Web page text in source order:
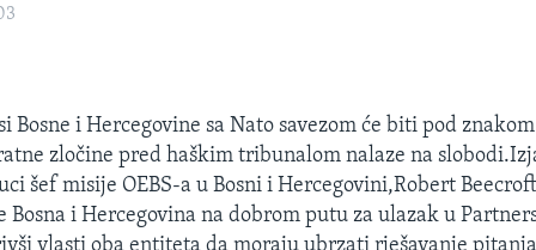
Bosne i Hercegovine sa Nato savezom će biti pod
zločine pred haškim tribunalom nalaze na
šef misije OEBS-a u Bosni i Hercegovini,Robert
Bosna i Hercegovina na dobrom putu za ulazak u